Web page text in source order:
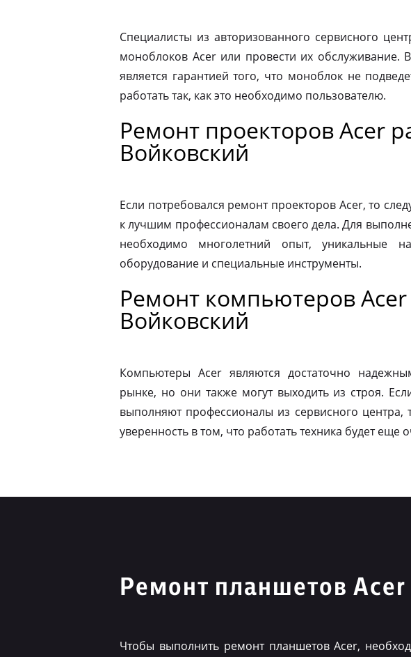
Специалисты из авторизованного сервисного
моноблоков Acer или провести их обслуживание.
является гарантией того, что моноблок не
работать так, как это необходимо пользователю.
Ремонт проекторов Acer
Войковский
Если потребовался ремонт проекторов Acer, то
к лучшим профессионалам своего дела. Для
необходимо многолетний опыт, уникальные
оборудование и специальные инструменты.
Ремонт компьютеров
Войковский
Компьютеры Acer являются достаточно
рынке, но они также могут выходить из строя.
выполняют профессионалы из сервисного центра,
уверенность в том, что работать техника будет еще
Ремонт планшетов
Чтобы выполнить ремонт планшетов Acer,